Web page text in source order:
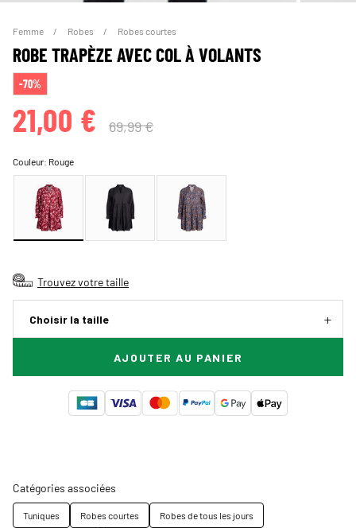
Femme Robes Robes courtes
ROBE TRAPÈZE AVEC COL À VOLANTS
-70%
21,00 € 69,99 €
Couleur: Rouge
Trouvez votre taille
Choisir la taille
AJOUTER AU PANIER
Catégories associées
Tuniques Robes courtes
Robes de tous les jours